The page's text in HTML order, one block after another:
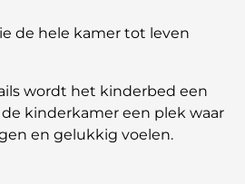
de hele kamer tot leven
wordt het kinderbed een
kinderkamer een plek waar
en gelukkig voelen.